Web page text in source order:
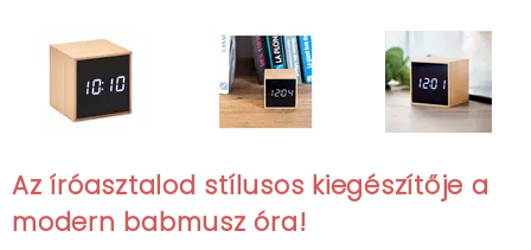
Az íróasztalod stílusos kiegészítője a
modern babmusz óra!